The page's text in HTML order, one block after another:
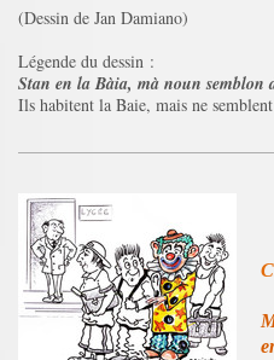
(Dessin de Jan Damiano)
Légende du dessin :
Stan en la Bàia, mà noun semblon
Ils habitent la Baie, mais ne semblent